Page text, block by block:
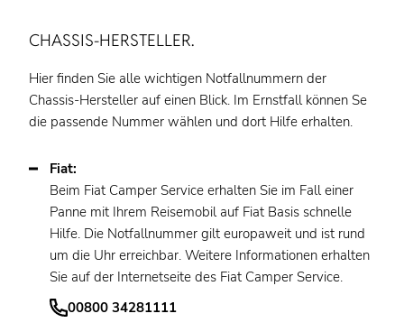
CHASSIS-HERSTELLER.
Hier finden Sie alle wichtigen Notfallnummern der
Chassis-Hersteller auf einen Blick. Im Ernstfall können Se
die passende Nummer wählen und dort Hilfe erhalten.
Fiat:
Beim Fiat Camper Service erhalten Sie im Fall einer
Panne mit Ihrem Reisemobil auf Fiat Basis schnelle
Hilfe. Die Notfallnummer gilt europaweit und ist rund
um die Uhr erreichbar. Weitere Informationen erhalten
Sie auf der Internetseite des Fiat Camper Service.
00800 34281111